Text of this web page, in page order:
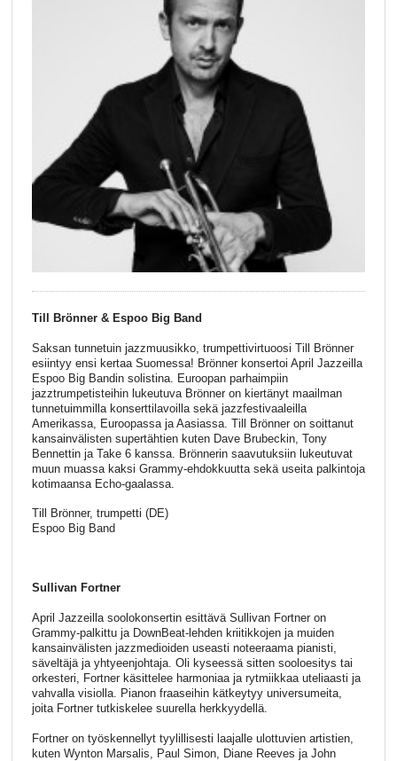
Till Brönner & Espoo Big Band
Saksan tunnetuin jazzmuusikko, trumpettivirtuoosi Till Brönner
esiintyy ensi kertaa Suomessa! Brönner konsertoi April Jazzeilla
Espoo Big Bandin solistina. Euroopan parhaimpiin
jazztrumpetisteihin lukeutuva Brönner on kiertänyt maailman
tunnetuimmilla konserttilavoilla sekä jazzfestivaaleilla
Amerikassa, Euroopassa ja Aasiassa. Till Brönner on soittanut
kansainvälisten supertähtien kuten Dave Brubeckin, Tony
Bennettin ja Take 6 kanssa. Brönnerin saavutuksiin lukeutuvat
muun muassa kaksi Grammy-ehdokkuutta sekä useita palkintoja
kotimaansa Echo-gaalassa.
Till Brönner, trumpetti (DE)
Espoo Big Band
Sullivan Fortner
April Jazzeilla soolokonsertin esittävä Sullivan Fortner on
Grammy-palkittu ja DownBeat-lehden kriitikkojen ja muiden
kansainvälisten jazzmedioiden useasti noteeraama pianisti,
säveltäjä ja yhtyeenjohtaja. Oli kyseessä sitten sooloesitys tai
orkesteri, Fortner käsittelee harmoniaa ja rytmiikkaa uteliaasti ja
vahvalla visiolla. Pianon fraaseihin kätkeytyy universumeita,
joita Fortner tutkiskelee suurella herkkyydellä.
Fortner on työskennellyt tyylillisesti laajalle ulottuvien artistien,
kuten Wynton Marsalis, Paul Simon, Diane Reeves ja John